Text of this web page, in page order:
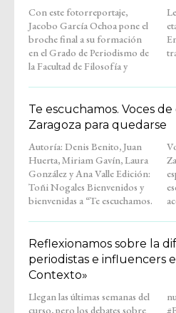
Con este fotorreportaje,
Jacobo García Ochoa pone el
broche final a su formación
en el Grado de Periodismo de
la Facultad de Filosofía y
Letras y cierra también su
etapa como colaborador de
Entremedios. Su trabajo nos
Te escuchamos. Voces
Zaragoza para quedarse
Autoría: Denis Benito, Juan
Huerta, Miriam Gavín, Laura
González y Ana Valle Edición:
Toñi Nogales Bienvenidos y
bienvenidas a “Te escuchamos.
Voces de quienes llegaron a
Zaragoza para quedarse”. Un
espacio tranquilo, hecho para
escuchar sin prisas y
Reflexionamos sobre la
periodistas e influencers
Contexto»
Llegan las últimas semanas del
curso, pero los debates sobre
nuestro propio podcast de
#Entremedios. Laura Jiménez,